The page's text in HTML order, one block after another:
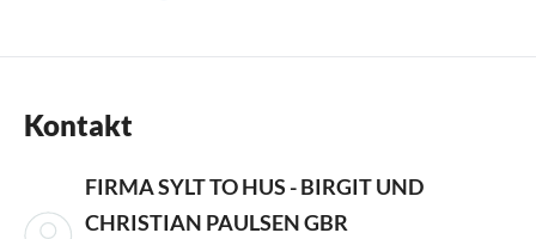
Kontakt
FIRMA SYLT TO HUS - BIRGIT UND
CHRISTIAN PAULSEN GBR